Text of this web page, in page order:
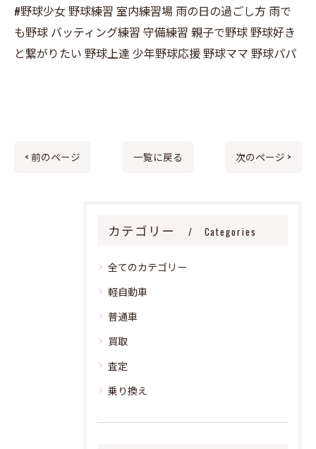
#野球少女 野球練習 室内練習場 雨の日の過ごし方 雨で
も野球 バッティング練習 守備練習 親子で野球 野球好き
と繋がりたい 野球上達 少年野球応援 野球ママ 野球パパ
< 前のページ 一覧に戻る 次のページ >
カテゴリー Categories
全てのカテゴリー
軽自動車
普通車
買取
査定
乗り換え